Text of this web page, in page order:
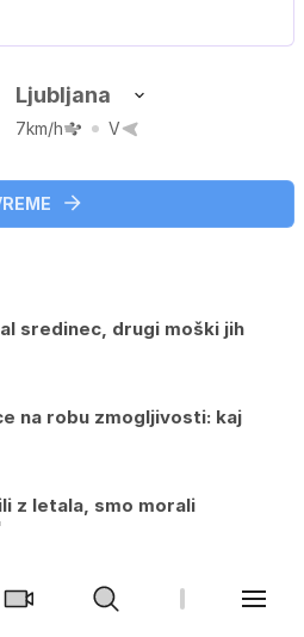
ob 20.30
Ljubljana
7km/h V
sredinec, drugi moški jih
na robu zmogljivosti: kaj
z letala, smo morali
poniknila tudi Vipava